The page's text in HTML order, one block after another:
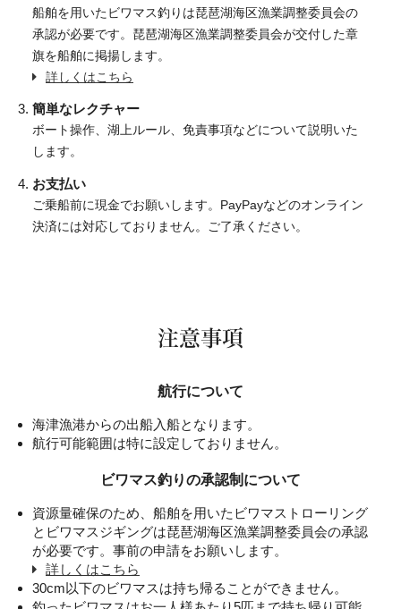
船舶を用いたビワマス釣りは琵琶湖海区漁業調整委員会の
承認が必要です。琵琶湖海区漁業調整委員会が交付した章
旗を船舶に掲揚します。
詳しくはこちら
簡単なレクチャー
ボート操作、湖上ルール、免責事項などについて説明いた
します。
お支払い
ご乗船前に現金でお願いします。PayPayなどのオンライン
決済には対応しておりません。ご了承ください。
注意事項
航行について
海津漁港からの出船入船となります。
航行可能範囲は特に設定しておりません。
ビワマス釣りの承認制について
資源量確保のため、船舶を用いたビワマストローリング
とビワマスジギングは琵琶湖海区漁業調整委員会の承認
が必要です。事前の申請をお願いします。
詳しくはこちら
30cm以下のビワマスは持ち帰ることができません。